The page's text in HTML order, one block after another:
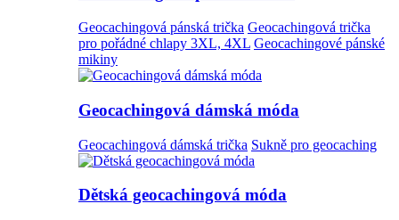
Geocachingová pánská trička Geocachingová trička
pro pořádné chlapy 3XL, 4XL Geocachingové pánské
mikiny
Geocachingová dámská móda
Geocachingová dámská trička Sukně pro geocaching
Dětská geocachingová móda